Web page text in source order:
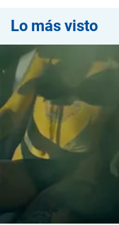
Lo más visto